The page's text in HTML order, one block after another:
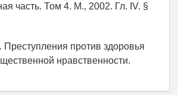
часть. Том 4. М., 2002. Гл. IV. §
против здоровья
нравственности.